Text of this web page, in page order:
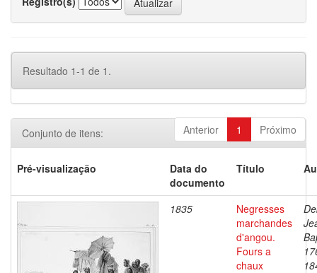
Resultado 1-1 de 1.
Anterior 1 Próximo
Conjunto de itens:
Pré-visualização
Data do
documento
Título
1835
Negresses
marchandes
d'angou.
Fours a
chaux